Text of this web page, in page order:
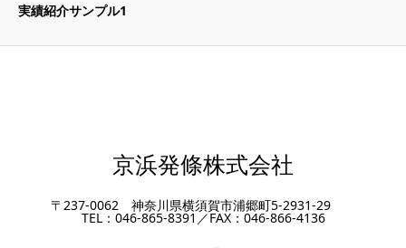
実績紹介サンプル1
京浜発條株式会社
〒237-0062 神奈川県横須賀市浦郷町5-2931-29
TEL：046-865-8391／FAX：046-866-4136